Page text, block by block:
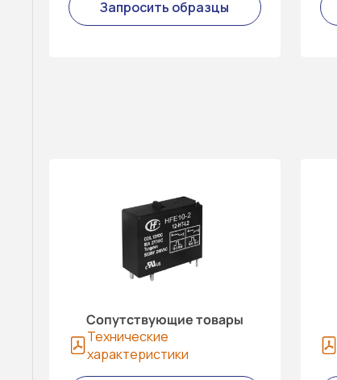
Сопутствующие товары
Технические
характеристики
Запросить образцы